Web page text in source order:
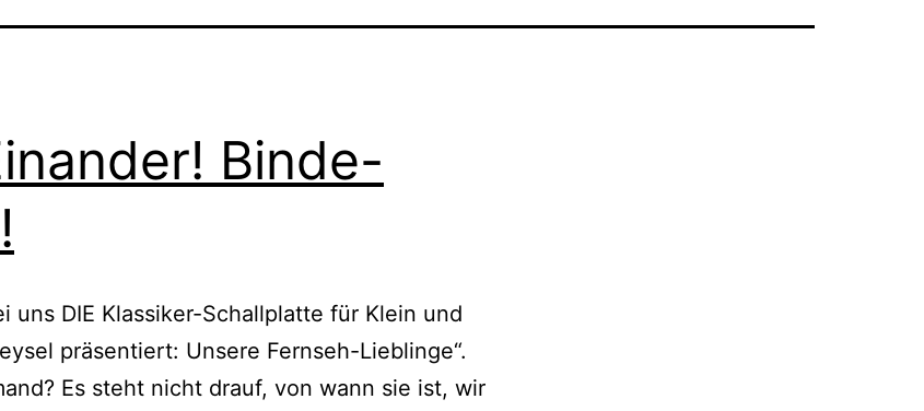
Binde-
uns DIE Klassiker-Schallplatte für Klein und
prä­sen­tiert: Unsere Fernseh-Lieblinge“.
Es steht nicht drauf, von wann sie ist, wir